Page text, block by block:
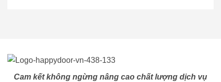
Cam kết không ngừng nâng cao chất lượng dịch vụ